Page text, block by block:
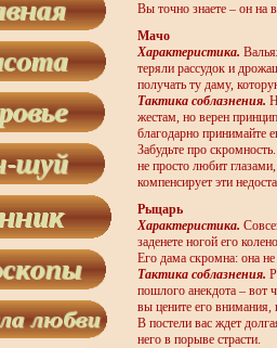
Вы точно знаете – он на
Мачо
Характеристика.
теряли рассудок и
получать ту даму,
Тактика соблазнения.
жестам, но верен
благодарно принимайте
Забудьте про
не просто любит
компенсирует эти
Рыцарь
Характеристика.
заденете ногой его
Его дама скромна: она не
Тактика соблазнения.
пошлого анекдота – вот
вы цените его внимания,
В постели вас ждет
него в порыве страсти.